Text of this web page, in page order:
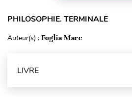
PHILOSOPHIE. TERMINALE
Auteur(s) : Foglia Marc
LIVRE